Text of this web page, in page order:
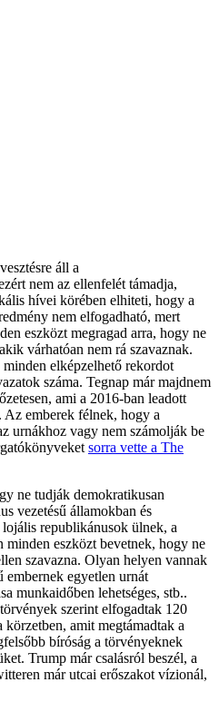
áll a
nem az ellenfelét támadja,
hívei körében elhiteti, hogy a
nem elfogadható, mert
eszközt megragad arra, hogy ne
várhatóan nem rá szavaznak.
elképzelhető rekordot
száma. Tegnap már majdnem
ami a 2016-ban leadott
Az emberek félnek, hogy a
urnákhoz vagy nem számolják be
sorra vette a The
ne tudják demokratikusan
vezetésű államokban és
republikánusok ülnek, a
minden eszközt bevetnek, hogy ne
szavazna. Olyan helyen vannak
embernek egyetlen urnát
munkaidőben lehetséges, stb..
szerint elfogadtak 120
körzetben, amit megtámadtak a
bíróság a törvényeknek
Trump már csalásról beszél, a
már utcai erőszakot vízionál,